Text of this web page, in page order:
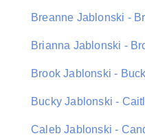
Breanne Jablonski -
Brianna Jablonski -
Brook Jablonski -
Bucky Jablonski -
Caleb Jablonski -